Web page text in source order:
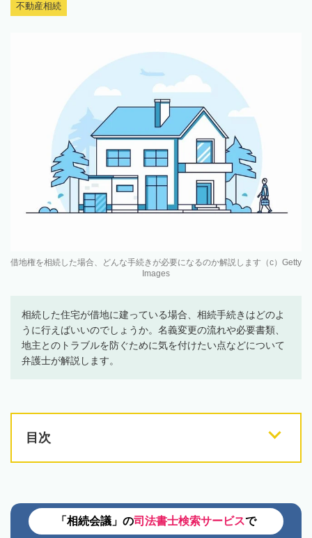
不動産相続
借地権を相続した場合、どんな手続きが必要になるのか解説します（c）Getty
Images
相続した住宅が借地に建っている場合、相続手続きはどのよ
うに行えばいいのでしょうか。名義変更の流れや必要書類、
地主とのトラブルを防ぐために気を付けたい点などについて
弁護士が解説します。
目次
「相続会議」の司法書士検索サービスで